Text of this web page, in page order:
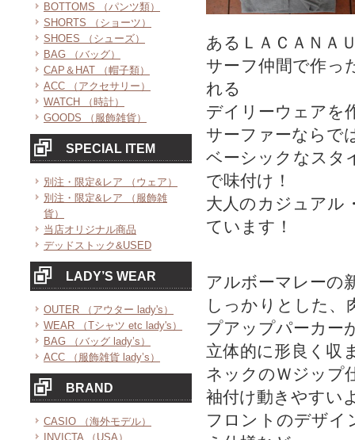
BOTTOMS （パンツ類）
SHORTS （ショーツ）
SHOES （シューズ）
BAG （バッグ）
CAP＆HAT （帽子類）
ACC （アクセサリー）
WATCH （時計）
GOODS （服飾雑貨）
SPECIAL ITEM
別注・限定&レア （ウェア）
別注・限定&レア （服飾雑
貨）
当店オリジナル商品
デッドストック&USED
LADY’S WEAR
OUTER （アウター lady's）
WEAR （Tシャツ etc lady's）
BAG （バッグ lady’s）
ACC （服飾雑貨 lady’s）
BRAND
CASIO （海外モデル）
INVICTA （USA）
あるＬＡＣＡＮＡ
サーフ仲間で作っ
れる
デイリーウェアを
サーファーならで
ベーシックなスタ
で味付け！
大人のカジュアル
ています！
アルボーマレーの
しっかりとした、
プアップパーカー
立体的に形良く収
ネックのＷジップ
袖付け動きやすい
フロントのデザイ